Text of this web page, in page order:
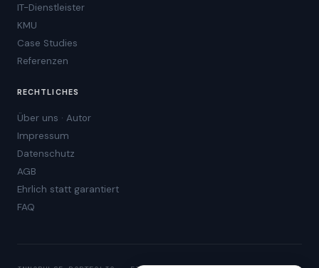
IT-Dienstleister
KMU
Case Studies
Referenzen
RECHTLICHES
Über uns · Autor
Impressum
Datenschutz
AGB
Ehrlich statt garantiert
FAQ